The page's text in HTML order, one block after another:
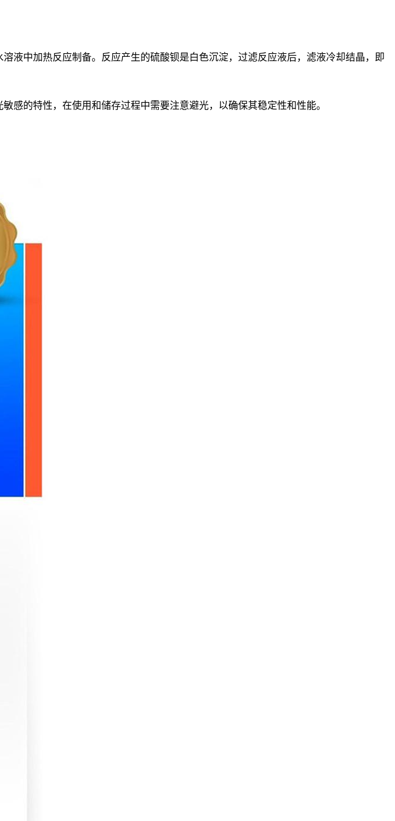
液中加热反应制备。反应产生的硫酸钡是白色沉淀，过滤反应液后，滤液冷却结晶，即
感的特性，在使用和储存过程中需要注意避光，以确保其稳定性和性能。